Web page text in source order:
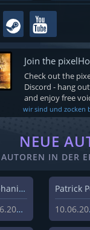
Join the
Check out the
Discord - hang
and enjoy free
wir sind und zocken
NEUE
IN DER
Stephanie Schlottag
10.06.2026
Patrick